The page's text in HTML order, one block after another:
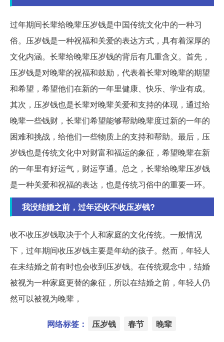
过年期间长辈给晚辈压岁钱是中国传统文化中的一种习
俗。压岁钱是一种祝福和关爱的表达方式，具有着深厚的
文化内涵。长辈给晚辈压岁钱的背后有几重含义。首先，
压岁钱是对晚辈的祝福和鼓励，代表着长辈对晚辈的期望
和希望，希望他们在新的一年里健康、快乐、学业有成。
其次，压岁钱也是长辈对晚辈关爱和支持的体现，通过给
晚辈一些钱财，长辈们希望能够帮助晚辈度过新的一年的
困难和挑战，给他们一些物质上的支持和帮助。最后，压
岁钱也是传统文化中对财富和福运的象征，希望晚辈在新
的一年里有好运气，财运亨通。总之，长辈给晚辈压岁钱
是一种关爱和祝福的表达，也是传统习俗中的重要一环。
我没结婚之前，过年还收不收压岁钱?
收不收压岁钱取决于个人和家庭的文化传统。一般情况
下，过年期间收压岁钱主要是年幼的孩子。然而，年轻人
在未结婚之前有时也会收到压岁钱。在传统观念中，结婚
被视为一种家庭更替的象征，所以在结婚之前，年轻人仍
然可以被视为晚辈，
网络标签： 压岁钱 春节 晚辈